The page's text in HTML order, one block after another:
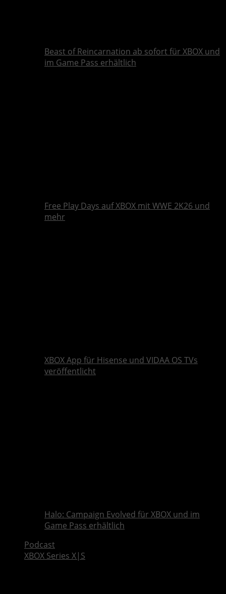
Beast of Reincarnation ab sofort für XBOX und
im Game Pass erhältlich
Free Play Days auf XBOX mit WWE 2K26 und
mehr
XBOX App für Hisense und VIDAA OS TVs
veröffentlicht
Halo: Campaign Evolved für XBOX und im
Game Pass erhältlich
Podcast
XBOX Series X|S